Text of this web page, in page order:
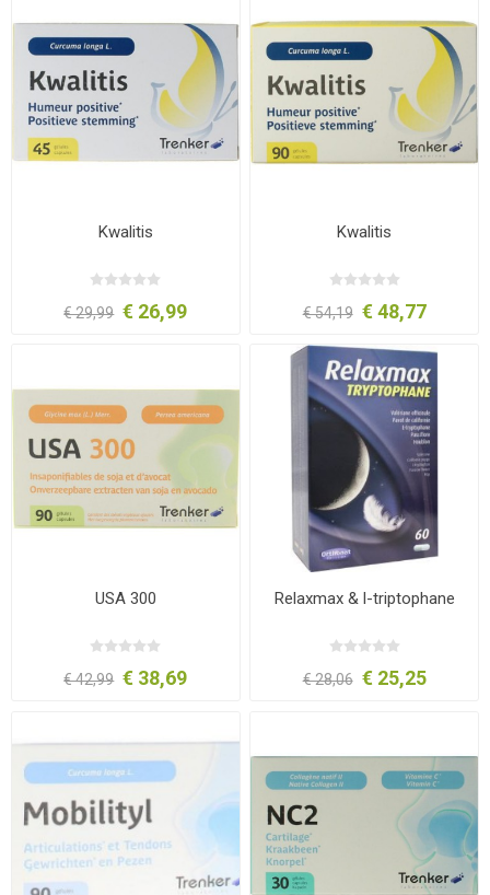
Kwalitis
€ 29,99 € 26,99
Kwalitis
€ 54,19 € 48,77
USA 300
€ 42,99 € 38,69
Relaxmax & l-triptophane
€ 28,06 € 25,25